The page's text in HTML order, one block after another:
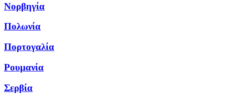
Νορβηγία
Πολωνία
Πορτογαλία
Ρουμανία
Σερβία